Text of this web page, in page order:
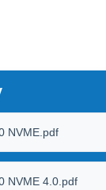
NVME.pdf
NVME 4.0.pdf